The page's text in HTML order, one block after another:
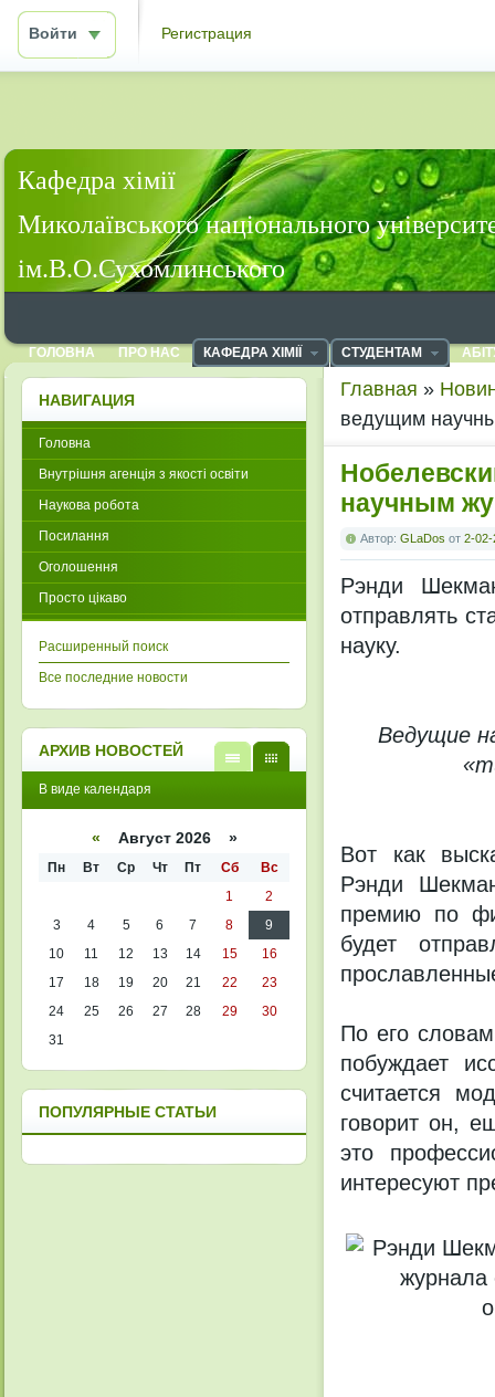
Войти Регистрация
Кафедра хімії
Миколаївського національного
ім.В.О.Сухомлинського
ГОЛОВНА ПРО НАС КАФЕДРА ХІМІЇ СТУДЕНТАМ
Главная »
ведущим
научным
Автор: GLaDos от 2-02-
Рэнди
отправлять
науку.
Ведущие
Вот как
Рэнди
премию по
будет
По его
побуждает
считается
говорит он,
это
интересуют
НАВИГАЦИЯ
Головна
Внутрішня агенція з якості освіти
Наукова робота
Посилання
Оголошення
Просто цікаво
Расширенный поиск
Все последние новости
АРХИВ НОВОСТЕЙ
кален
списк
В виде календаря
« Август 2026 »
Пн Вт Ср Чт Пт Сб
Вс
1
2
3
4 5 6 7 8
9
10
11 12 13 14 15
16
17
18 19 20 21 22
23
24
25 26 27 28 29
30
31
ПОПУЛЯРНЫЕ СТАТЬИ